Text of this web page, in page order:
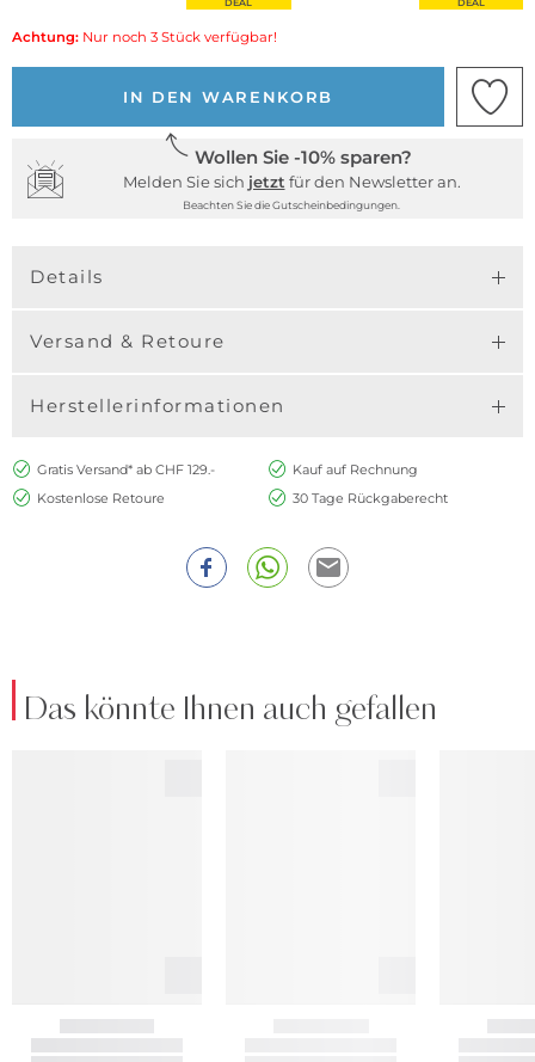
Achtung: Nur noch 3 Stück verfügbar!
IN DEN WARENKORB
Wollen Sie -10% sparen?
Melden Sie sich jetzt für den Newsletter an.
Beachten Sie die Gutscheinbedingungen.
Details
Versand & Retoure
Herstellerinformationen
Gratis Versand* ab CHF 129.-
Kauf auf Rechnung
Kostenlose Retoure
30 Tage Rückgaberecht
Das könnte Ihnen auch gefallen